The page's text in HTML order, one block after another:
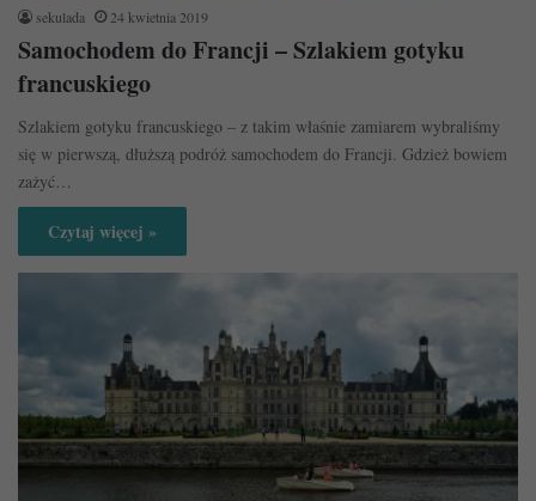
sekulada 24 kwietnia 2019
Samochodem do Francji – Szlakiem gotyku
francuskiego
Szlakiem gotyku francuskiego – z takim właśnie zamiarem wybraliśmy
się w pierwszą, dłuższą podróż samochodem do Francji. Gdzież bowiem
zażyć…
Czytaj więcej »